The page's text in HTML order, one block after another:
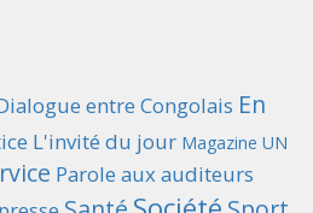
entre Congolais En
L'invité du jour Magazine UN
Parole aux auditeurs